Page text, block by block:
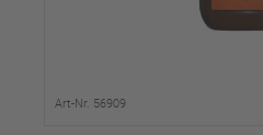
Art-Nr. 56909